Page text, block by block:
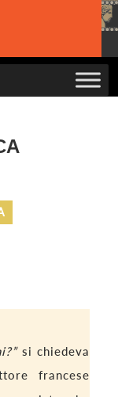
si chiedeva
francese